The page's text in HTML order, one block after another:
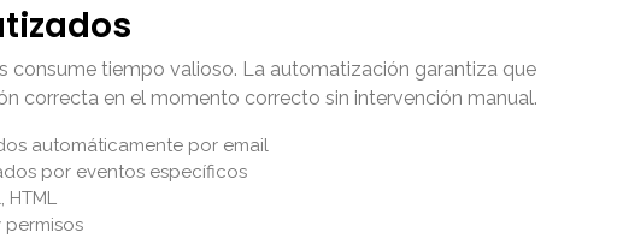
consume tiempo valioso. La automatización garantiza que
correcta en el momento correcto sin intervención manual.
automáticamente por email
por eventos específicos
HTML
permisos